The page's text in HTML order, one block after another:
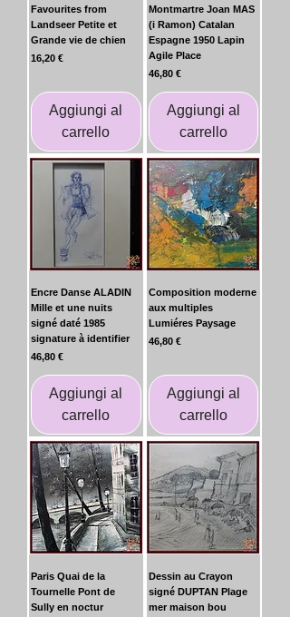
Favourites from
Landseer Petite et
Grande vie de chien
Prezzo
16,20 €
Aggiungi al
carrello
Montmartre Joan MAS
(i Ramon) Catalan
Espagne 1950 Lapin
Agile Place
Prezzo
46,80 €
Aggiungi al
carrello
Encre Danse ALADIN
Mille et une nuits
signé daté 1985
signature à identifier
Prezzo
46,80 €
Aggiungi al
carrello
Composition moderne
aux multiples
Lumiéres Paysage
Prezzo
46,80 €
Aggiungi al
carrello
Paris Quai de la
Tournelle Pont de
Sully en noctur
Dessin au Crayon
signé DUPTAN Plage
mer maison bou